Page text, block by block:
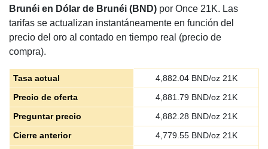
Brunéi en Dólar de Brunéi (BND) por Once 21K. Las
tarifas se actualizan instantáneamente en función del
precio del oro al contado en tiempo real (precio de
compra).
Tasa actual 4,882.04BND/oz 21K
Precio de oferta
4,881.79BND/oz 21K
Preguntar precio
4,882.28 BND/oz 21K
Cierre anterior
4,779.55BND/oz 21K